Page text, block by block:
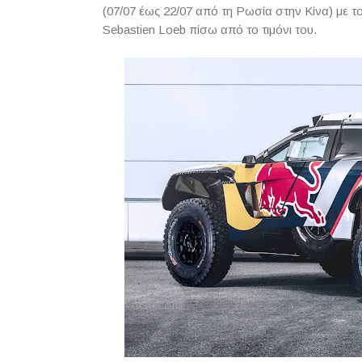
(07/07 έως 22/07 από τη Ρωσία στην Κίνα) με
Sebastien Loeb πίσω από το τιμόνι του.